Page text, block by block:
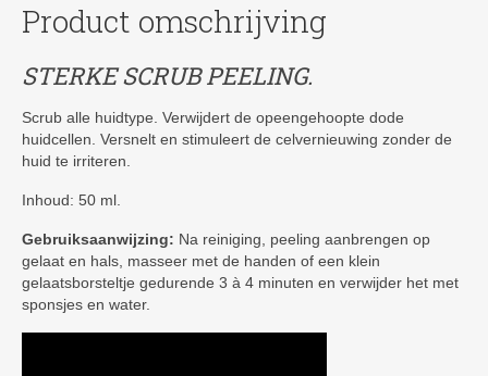
Product omschrijving
STERKE SCRUB PEELING.
Scrub alle huidtype. Verwijdert de opeengehoopte dode
huidcellen. Versnelt en stimuleert de celvernieuwing zonder de
huid te irriteren.
Inhoud: 50 ml.
Gebruiksaanwijzing: Na reiniging, peeling aanbrengen op
gelaat en hals, masseer met de handen of een klein
gelaatsborsteltje gedurende 3 à 4 minuten en verwijder het met
sponsjes en water.